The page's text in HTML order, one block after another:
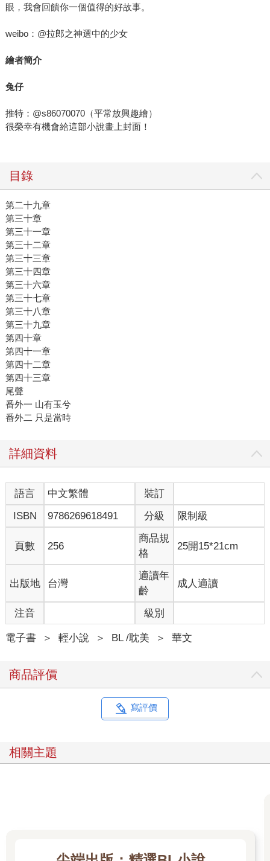
眼，我會回饋你一個值得的好故事。
weibo：@拉郎之神選中的少女
繪者簡介
兔仔
推特：@s86070070（平常放興趣繪）
很榮幸有機會給這部小說畫上封面！
目錄
第二十九章
第三十章
第三十一章
第三十二章
第三十三章
第三十四章
第三十六章
第三十七章
第三十八章
第三十九章
第四十章
第四十一章
第四十二章
第四十三章
尾聲
番外一 山有玉兮
番外二 只是當時
詳細資料
語言 中文繁體
裝訂
ISBN
9786269618491 分級 限制級
頁數 256
商品規
格
25開15*21cm
出版地 台灣
適讀年
齡
成人適讀
注音 級別
電子書 ＞ 輕小說 ＞ BL /耽美 ＞ 華文
商品評價
寫評價
相關主題